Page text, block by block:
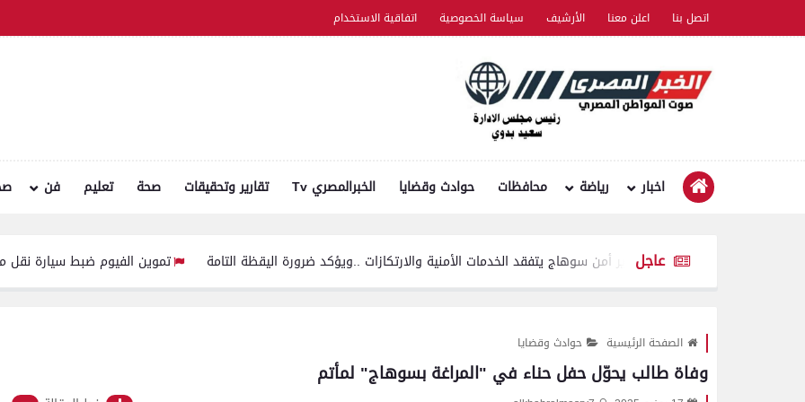
اتصل بنا اعلن معنا الأرشيف سياسة الخصوصية اتفاقية الاستخدام
اخبار رياضة محافظات حوادث وقضايا الخبرالمصري Tv تقارير وتحقيقات صحة تعليم فن
عاجل
مدير أمن سوهاج يتفقد الخدمات الأمنية والارتكازات ..ويؤكد ضرورة اليقظة التامة تموين الفيوم ضبط سيارة نقل محملة بـ 1750 كيلو جبنة مجهولة المصدر وغير صالحة للاستهلاك الآدمي
الصفحة الرئيسية حوادث وقضايا
وفاة طالب يحوّل حفل حناء في "المراغة بسوهاج" لمأتم